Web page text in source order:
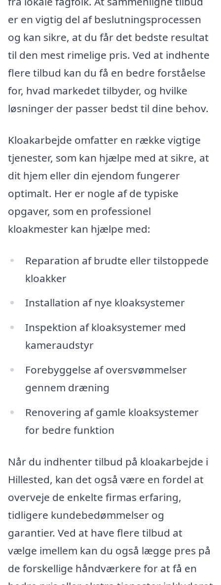
er en vigtig del af beslutningsprocessen
og kan sikre, at du får det bedste resultat
til den mest rimelige pris. Ved at indhente
flere tilbud kan du få en bedre forståelse
for, hvad markedet tilbyder, og hvilke
løsninger der passer bedst til dine behov.
Kloakarbejde omfatter en række vigtige
tjenester, som kan hjælpe med at sikre, at
dit hjem eller din ejendom fungerer
optimalt. Her er nogle af de typiske
opgaver, som en professionel
kloakmester kan hjælpe med:
Reparation af brudte eller tilstoppede
kloakker
Installation af nye kloaksystemer
Inspektion af kloaksystemer med
kameraudstyr
Forebyggelse af oversvømmelser
gennem dræning
Renovering af gamle kloaksystemer
for bedre funktion
Når du indhenter tilbud på kloakarbejde i
Hillested, kan det også være en fordel at
overveje de enkelte firmas erfaring,
tidligere kundebedømmelser og
garantier. Ved at have flere tilbud at
vælge imellem kan du også lægge pres på
de forskellige håndværkere for at få en